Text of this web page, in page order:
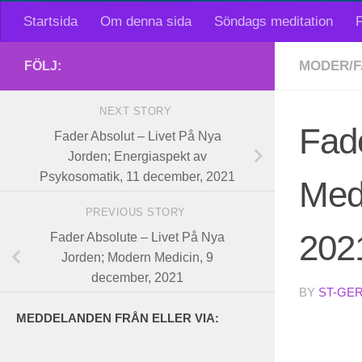
Startsida Om denna sida Söndags meditation
MODER/
BY ST-
FÖLJ:
NEXT STORY
Fader Absolut – Livet På Nya
Jorden; Energiaspekt av
Psykosomatik, 11 december, 2021
PREVIOUS STORY
Fader Absolute – Livet På Nya
Jorden; Modern Medicin, 9
december, 2021
MEDDELANDEN FRÅN ELLER VIA: